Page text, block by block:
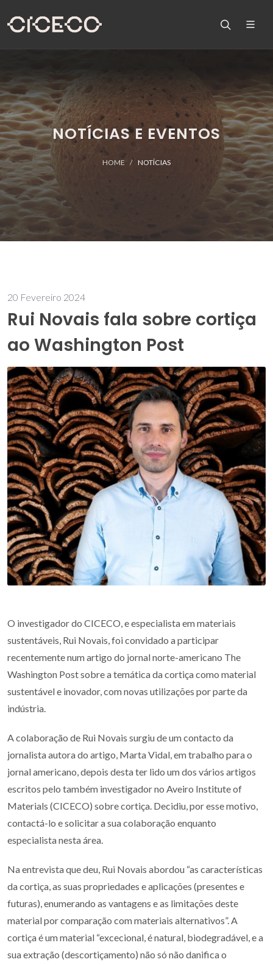
NOTÍCIAS E EVENTOS
HOME NOTÍCIAS
20 Fevereiro 2024
Rui Novais fala sobre cortiça
ao Washington Post
O investigador do CICECO, e especialista em materiais
sustentáveis, Rui Novais, foi convidado a participar
recentemente num artigo do jornal norte-americano The
Washington Post sobre a temática da cortiça como material
sustentável e inovador, com novas utilizações por parte da
indústria.
A colaboração de Rui Novais surgiu de um contacto da
jornalista autora do artigo, Marta Vidal, em trabalho para o
jornal americano, depois desta ter lido um dos vários artigos
escritos pelo também investigador no Aveiro Institute of
Materials (CICECO) sobre cortiça. Decidiu, por esse motivo,
contactá-lo e solicitar a sua colaboração enquanto
especialista nesta área.
Na entrevista que deu, Rui Novais abordou “as características
da cortiça, as suas propriedades e aplicações (presentes e
futuras), enumerando as vantagens e as limitações deste
material por comparação com materiais alternativos”. A
cortiça é um material “excecional, é natural, biodegradável, e a
sua extração (descortiçamento) não só não danifica o